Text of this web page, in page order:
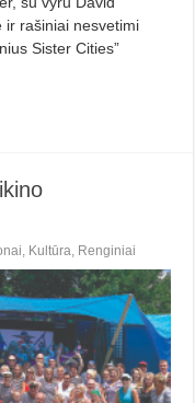
ir rašiniai nesvetimi
Sister Cities”
, Kultūra, Renginiai